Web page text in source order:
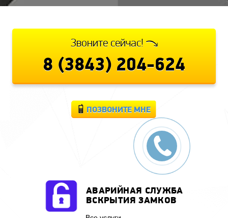
Звоните сейчас!
8 (3843) 204-624
ПОЗВОНИТЕ МНЕ
АВАРИЙНАЯ СЛУЖБА
ВСКРЫТИЯ ЗАМКОВ